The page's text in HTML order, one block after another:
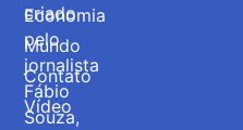
criado
pelo
jornalista
Fábio
Souza,
Economia
Mundo
Contato
Vídeo